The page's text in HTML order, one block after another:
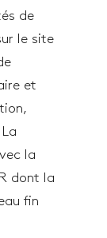
de
le site
et
la
dont la
fin